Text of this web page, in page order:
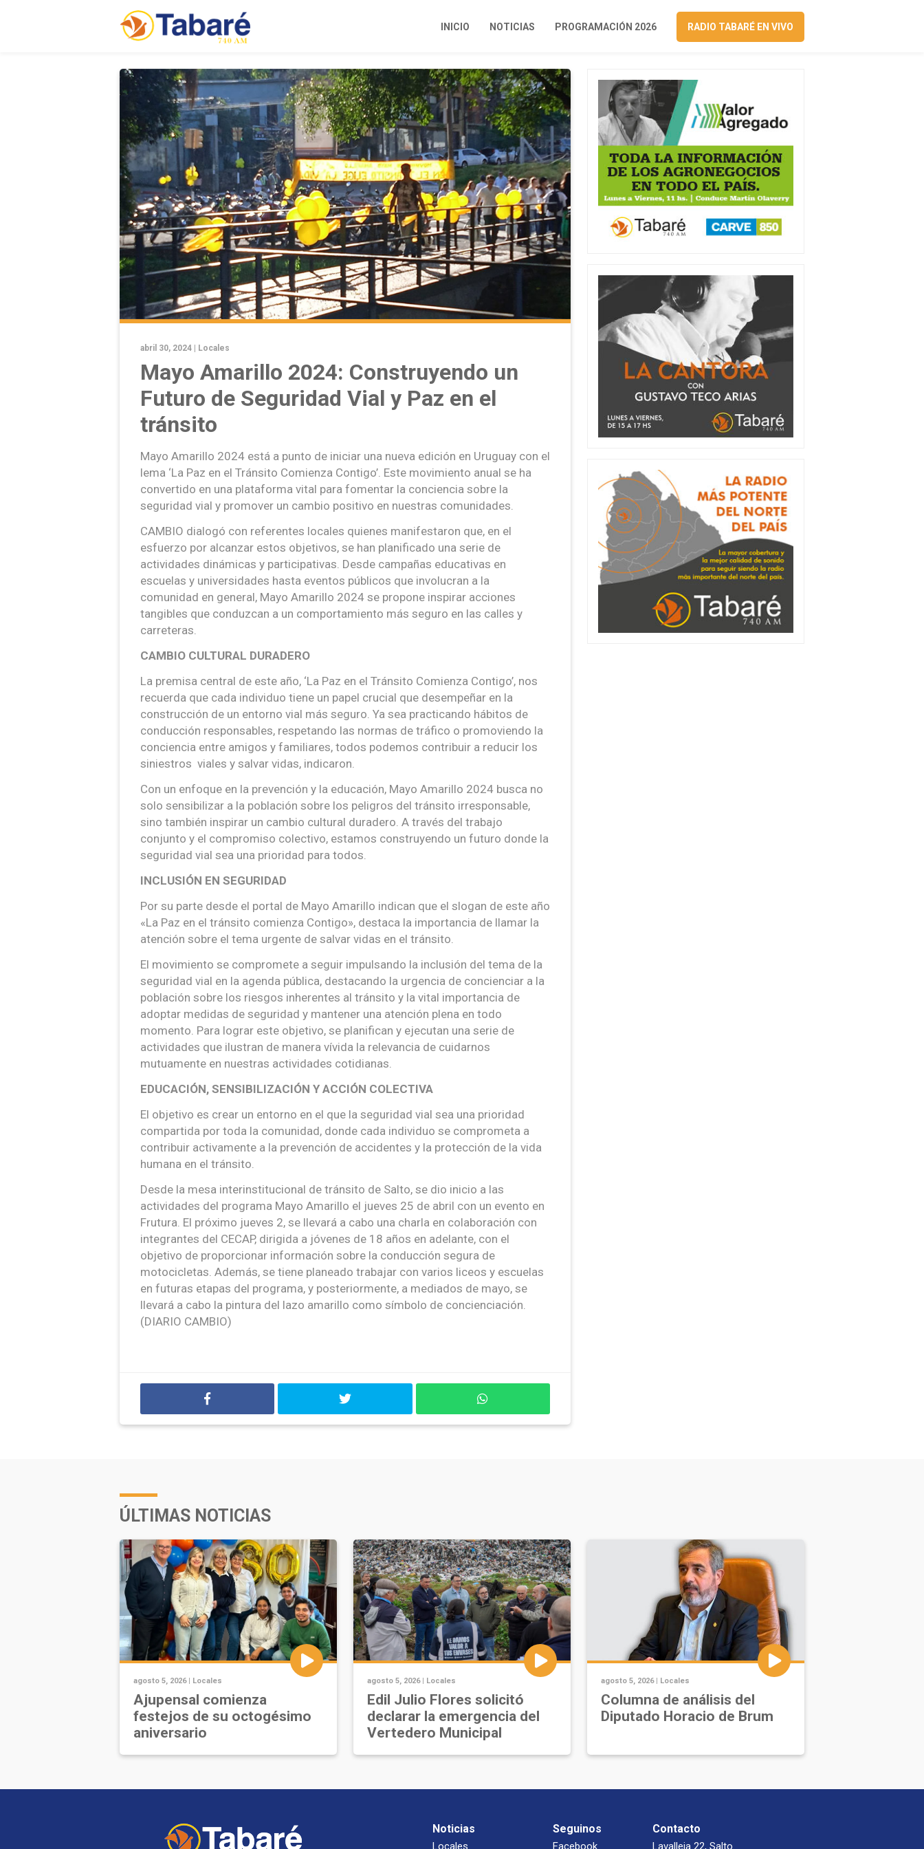
INICIO NOTICIAS PROGRAMACIÓN 2026 RADIO TABARÉ EN VIVO
abril 30, 2024 | Locales
Mayo Amarillo 2024: Construyendo un
Futuro de Seguridad Vial y Paz en el
tránsito
Mayo Amarillo 2024 está a punto de iniciar una nueva edición en Uruguay con el
lema ‘La Paz en el Tránsito Comienza Contigo’. Este movimiento anual se ha
convertido en una plataforma vital para fomentar la conciencia sobre la
seguridad vial y promover un cambio positivo en nuestras comunidades.
CAMBIO dialogó con referentes locales quienes manifestaron que, en el
esfuerzo por alcanzar estos objetivos, se han planificado una serie de
actividades dinámicas y participativas. Desde campañas educativas en
escuelas y universidades hasta eventos públicos que involucran a la
comunidad en general, Mayo Amarillo 2024 se propone inspirar acciones
tangibles que conduzcan a un comportamiento más seguro en las calles y
carreteras.
CAMBIO CULTURAL DURADERO
La premisa central de este año, ‘La Paz en el Tránsito Comienza Contigo’, nos
recuerda que cada individuo tiene un papel crucial que desempeñar en la
construcción de un entorno vial más seguro. Ya sea practicando hábitos de
conducción responsables, respetando las normas de tráfico o promoviendo la
conciencia entre amigos y familiares, todos podemos contribuir a reducir los
siniestros viales y salvar vidas, indicaron.
Con un enfoque en la prevención y la educación, Mayo Amarillo 2024 busca no
solo sensibilizar a la población sobre los peligros del tránsito irresponsable,
sino también inspirar un cambio cultural duradero. A través del trabajo
conjunto y el compromiso colectivo, estamos construyendo un futuro donde la
seguridad vial sea una prioridad para todos.
INCLUSIÓN EN SEGURIDAD
Por su parte desde el portal de Mayo Amarillo indican que el slogan de este año
«La Paz en el tránsito comienza Contigo», destaca la importancia de llamar la
atención sobre el tema urgente de salvar vidas en el tránsito.
El movimiento se compromete a seguir impulsando la inclusión del tema de la
seguridad vial en la agenda pública, destacando la urgencia de concienciar a la
población sobre los riesgos inherentes al tránsito y la vital importancia de
adoptar medidas de seguridad y mantener una atención plena en todo
momento. Para lograr este objetivo, se planifican y ejecutan una serie de
actividades que ilustran de manera vívida la relevancia de cuidarnos
mutuamente en nuestras actividades cotidianas.
EDUCACIÓN, SENSIBILIZACIÓN Y ACCIÓN COLECTIVA
El objetivo es crear un entorno en el que la seguridad vial sea una prioridad
compartida por toda la comunidad, donde cada individuo se comprometa a
contribuir activamente a la prevención de accidentes y la protección de la vida
humana en el tránsito.
Desde la mesa interinstitucional de tránsito de Salto, se dio inicio a las
actividades del programa Mayo Amarillo el jueves 25 de abril con un evento en
Frutura. El próximo jueves 2, se llevará a cabo una charla en colaboración con
integrantes del CECAP, dirigida a jóvenes de 18 años en adelante, con el
objetivo de proporcionar información sobre la conducción segura de
motocicletas. Además, se tiene planeado trabajar con varios liceos y escuelas
en futuras etapas del programa, y posteriormente, a mediados de mayo, se
llevará a cabo la pintura del lazo amarillo como símbolo de concienciación.
(DIARIO CAMBIO)
ÚLTIMAS NOTICIAS
agosto 5, 2026 | Locales
Ajupensal comienza
festejos de su octogésimo
aniversario
agosto 5, 2026 | Locales
Edil Julio Flores solicitó
declarar la emergencia del
Vertedero Municipal
agosto 5, 2026 | Locales
Columna de análisis del
Diputado Horacio de Brum
Noticias
Locales
Seguinos
Facebook
Contacto
Lavalleja 22, Salto.